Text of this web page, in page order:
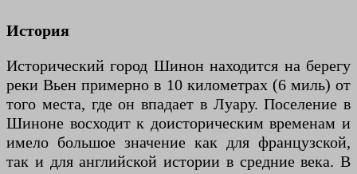
История
Исторический город Шинон находится на берегу
реки Вьен примерно в 10 километрах (6 миль) от
того места, где он впадает в Луару. Поселение в
Шиноне восходит к доисторическим временам и
имело большое значение как для французской,
так и для английской истории в средние века. В